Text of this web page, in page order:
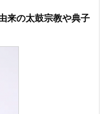
来の太鼓宗教や典子